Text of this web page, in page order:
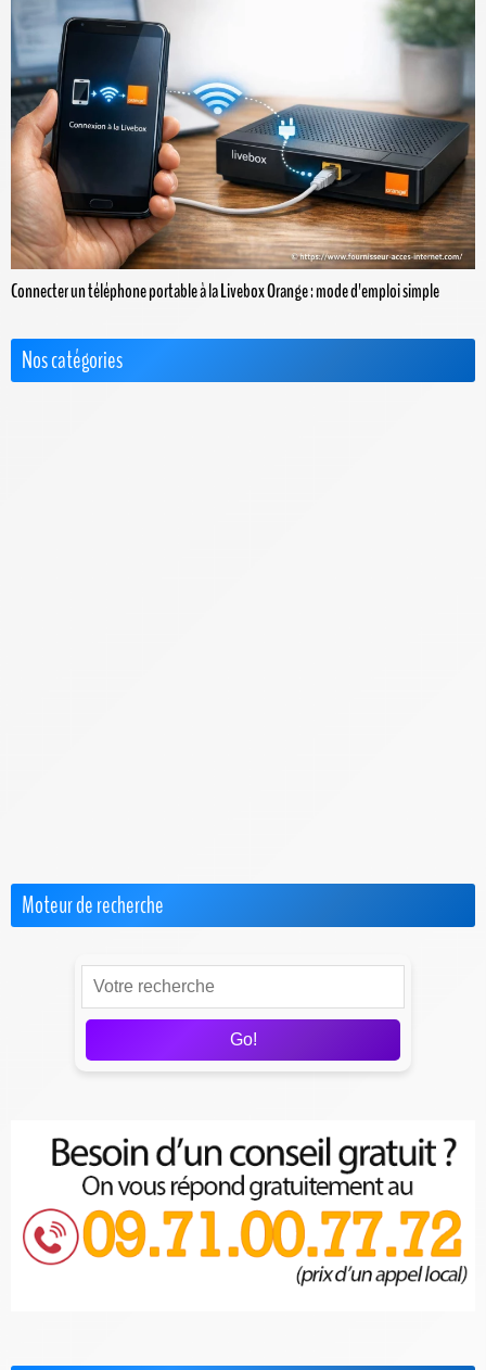
Connecter un téléphone portable à la Livebox Orange : mode d'emploi simple
Nos catégories
Moteur de recherche
Go!